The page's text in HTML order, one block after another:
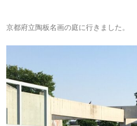
京都府立陶板名画の庭に行きました。